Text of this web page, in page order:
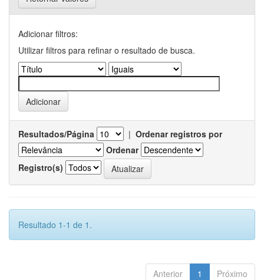
Adicionar filtros:
Utilizar filtros para refinar o resultado de busca.
Resultados/Página | Ordenar registros por
Ordenar
Registro(s)
Resultado 1-1 de 1.
Anterior 1 Próximo